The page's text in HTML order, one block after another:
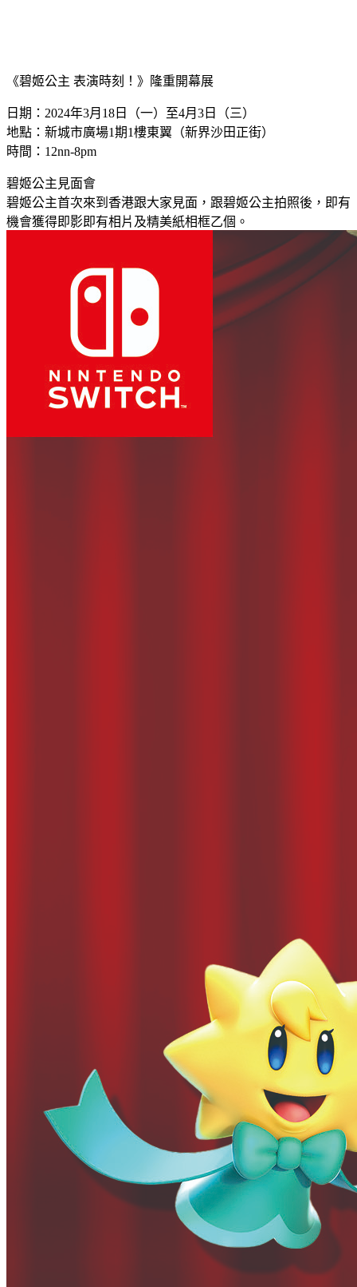
《碧姬公主 表演時刻！》隆重開幕展
日期：2024年3月18日（一）至4月3日（三）
地點：新城市廣場1期1樓東翼（新界沙田正街）
時間：12nn-8pm
碧姬公主見面會
碧姬公主首次來到香港跟大家見面，跟碧姬公主拍照後，即有
機會獲得即影即有相片及精美紙相框乙個。